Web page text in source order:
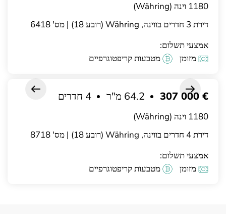
דירת 3 חדרים בווינה, Währing (רובע 18) | מס' 6418
1180 וינה (Währing)
אמצעי תשלום:
מזומן
מטבעות קריפטוגרפיים
דירת 4 חדרים בווינה, Währing (רובע 18) | מס' 8718
€ 307 000 64.2 מ"ר 4 חדרים
1180 וינה (Währing)
אמצעי תשלום:
מזומן
מטבעות קריפטוגרפיים